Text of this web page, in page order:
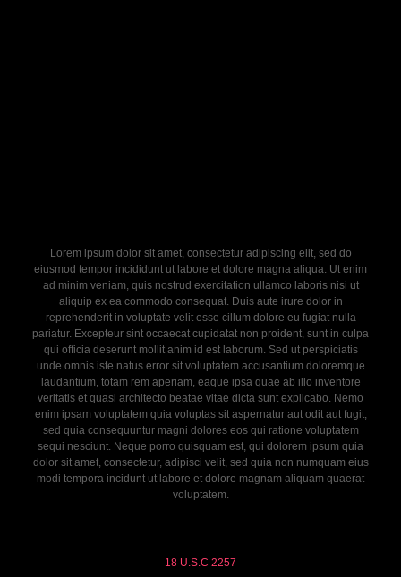
Lorem ipsum dolor sit amet, consectetur adipiscing elit, sed do
eiusmod tempor incididunt ut labore et dolore magna aliqua. Ut enim
ad minim veniam, quis nostrud exercitation ullamco laboris nisi ut
aliquip ex ea commodo consequat. Duis aute irure dolor in
reprehenderit in voluptate velit esse cillum dolore eu fugiat nulla
pariatur. Excepteur sint occaecat cupidatat non proident, sunt in culpa
qui officia deserunt mollit anim id est laborum. Sed ut perspiciatis
unde omnis iste natus error sit voluptatem accusantium doloremque
laudantium, totam rem aperiam, eaque ipsa quae ab illo inventore
veritatis et quasi architecto beatae vitae dicta sunt explicabo. Nemo
enim ipsam voluptatem quia voluptas sit aspernatur aut odit aut fugit,
sed quia consequuntur magni dolores eos qui ratione voluptatem
sequi nesciunt. Neque porro quisquam est, qui dolorem ipsum quia
dolor sit amet, consectetur, adipisci velit, sed quia non numquam eius
modi tempora incidunt ut labore et dolore magnam aliquam quaerat
voluptatem.
18 U.S.C 2257